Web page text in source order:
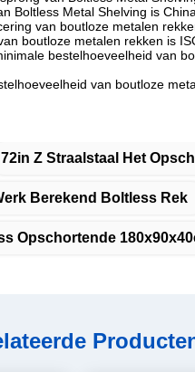
Boltless Metal Shelving is China.
van boutloze metalen
boutloze metalen rekken is
bestelhoeveelheid van
van boutloze
72in Z Straalstaal Het
Berekend Boltless Rek
Opschortende